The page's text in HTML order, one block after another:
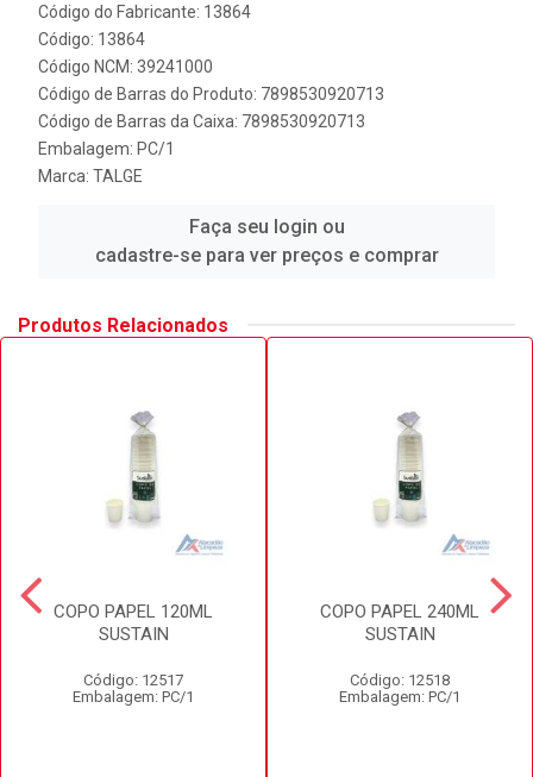
Código do Fabricante: 13864
Código: 13864
Código NCM: 39241000
Código de Barras do Produto: 7898530920713
Código de Barras da Caixa: 7898530920713
Embalagem: PC/1
Marca: TALGE
Faça seu login ou
cadastre-se para ver preços e comprar
Produtos Relacionados
COPO PAPEL 120ML
SUSTAIN
Código: 12517
Embalagem: PC/1
COPO PAPEL 240ML
SUSTAIN
Código: 12518
Embalagem: PC/1